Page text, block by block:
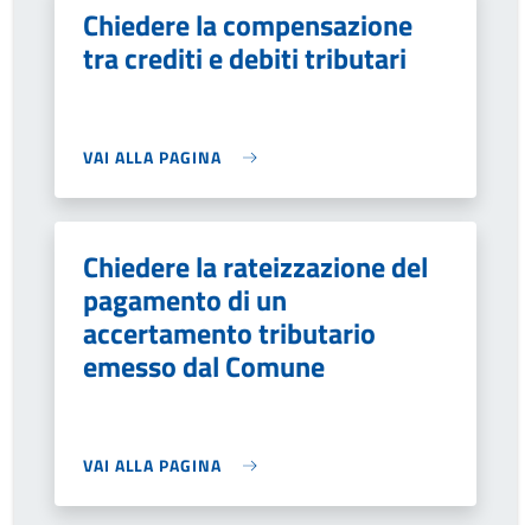
Chiedere la compensazione
tra crediti e debiti tributari
VAI ALLA PAGINA
Chiedere la rateizzazione del
pagamento di un
accertamento tributario
emesso dal Comune
VAI ALLA PAGINA